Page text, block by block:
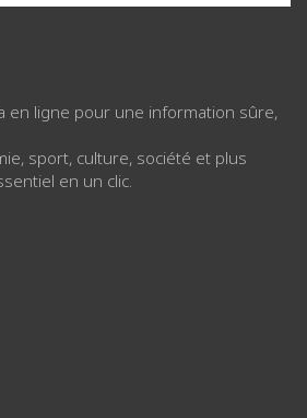
en ligne pour une information sûre,
sport, culture, société et plus
en un clic.